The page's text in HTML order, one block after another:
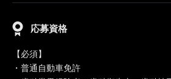
応募資格
【必須】
・普通自動車免許